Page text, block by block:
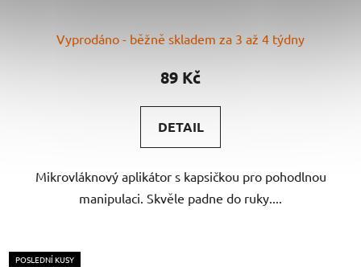
Vyprodáno - běžně skladem za 3 až 4 týdny
89 Kč
DETAIL
Mikrovláknový aplikátor s kapsičkou pro pohodlnou
manipulaci. Skvěle padne do ruky....
POSLEDNÍ KUSY